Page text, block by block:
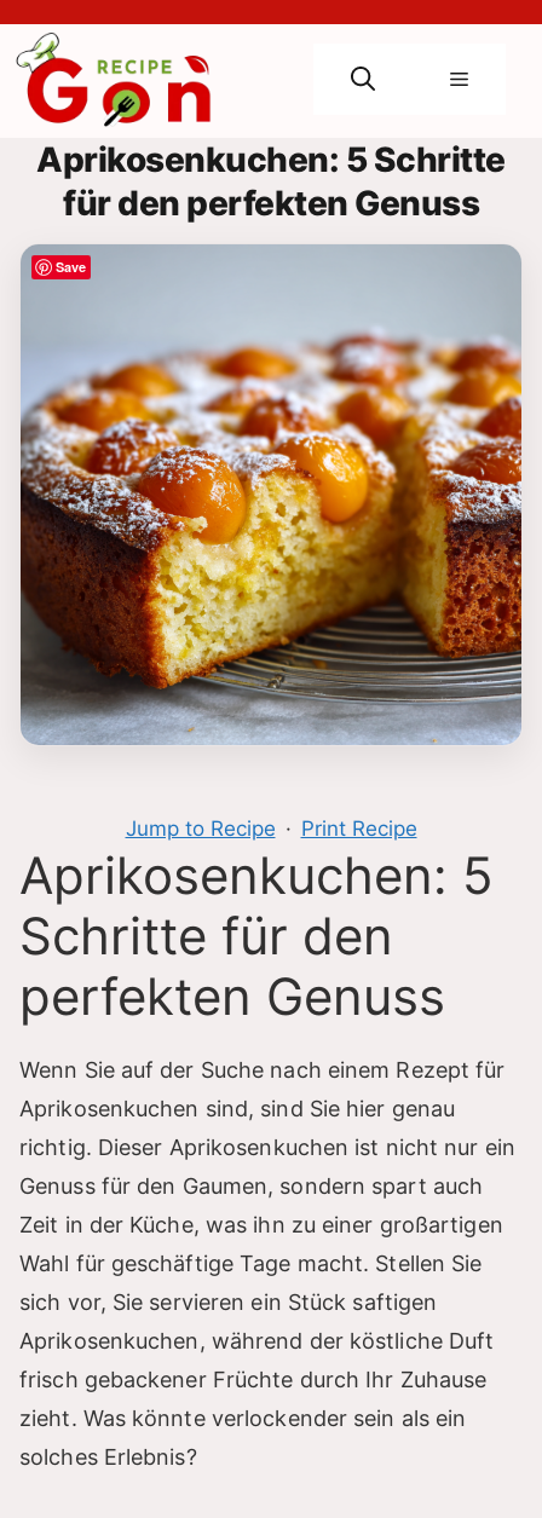
content
Menu
Aprikosenkuchen: 5 Schritte
für den perfekten Genuss
Jump to Recipe · Print Recipe
Aprikosenkuchen: 5
Schritte für den
perfekten Genuss
Wenn Sie auf der Suche nach einem Rezept für
Aprikosenkuchen sind, sind Sie hier genau
richtig. Dieser Aprikosenkuchen ist nicht nur ein
Genuss für den Gaumen, sondern spart auch
Zeit in der Küche, was ihn zu einer großartigen
Wahl für geschäftige Tage macht. Stellen Sie
sich vor, Sie servieren ein Stück saftigen
Aprikosenkuchen, während der köstliche Duft
frisch gebackener Früchte durch Ihr Zuhause
zieht. Was könnte verlockender sein als ein
solches Erlebnis?
Save